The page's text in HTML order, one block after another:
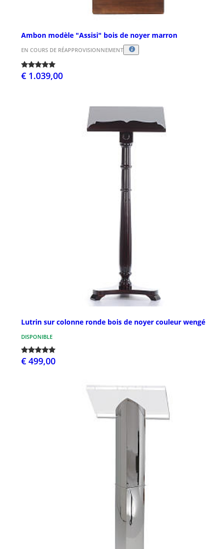
Ambon modèle "Assisi" bois de noyer marron
EN COURS DE RÉAPPROVISIONNEMENT
€ 1.039,00
Lutrin sur colonne ronde bois de noyer couleur wengé
DISPONIBLE
€ 499,00